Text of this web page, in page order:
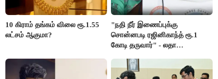
10 கிராம் தங்கம் விலை ரூ.1.55
லட்சம் ஆகுமா?
"நதி நீர் இணைப்புக்கு
சொன்னபடி ரஜினிகாந்த் ரூ.1
கோடி தருவார்" - லதா